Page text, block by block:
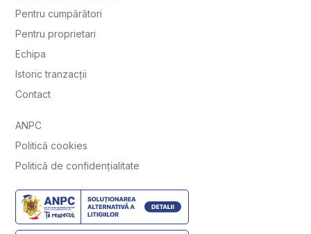
Pentru cumpărători
Pentru proprietari
Echipa
Istoric tranzacții
Contact
ANPC
Politică cookies
Politică de confidențialitate